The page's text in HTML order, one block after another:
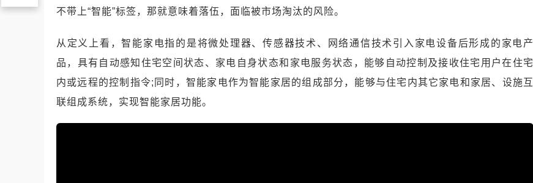
不带上“智能”标签，那就意味着落伍，面临被市场淘汰的风险。
从定义上看，智能家电指的是将微处理器、传感器技术、网络通信技术引入家电设备后形成的家电产
品，具有自动感知住宅空间状态、家电自身状态和家电服务状态，能够自动控制及接收住宅用户在住宅
内或远程的控制指令;同时，智能家电作为智能家居的组成部分，能够与住宅内其它家电和家居、设施互
联组成系统，实现智能家居功能。